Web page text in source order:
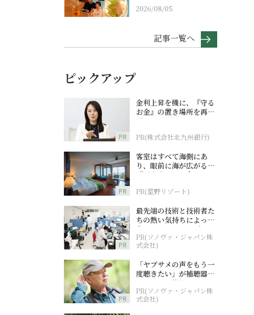
2026/08/05
記事一覧へ
ピックアップ
PR
金利上昇を機に、『守る
お金』の置き場所を再検
討
PR(株式会社北九州銀行)
PR
客室はすべて海側にあ
り、眼前に海が広がる
『西表島ホテル by 星野
PR(星野リゾート)
PR
最先端の技術と技術者た
ちの熱い気持ちによって
作られているオーダーメ
イド補聴器
PR(ソノヴァ・ジャパン株
式会社)
PR
「ヤブサメの声をもう一
度聴きたい」が補聴器チ
ャレンジの後押しに
PR(ソノヴァ・ジャパン株
式会社)